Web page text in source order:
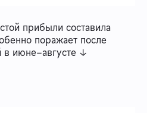
прибыли составила
поражает после
в июне–августе ↓